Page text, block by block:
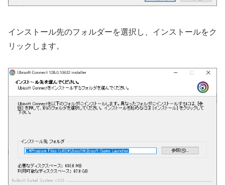
インストール先のフォルダーを選択し、インストールをク
リックします。